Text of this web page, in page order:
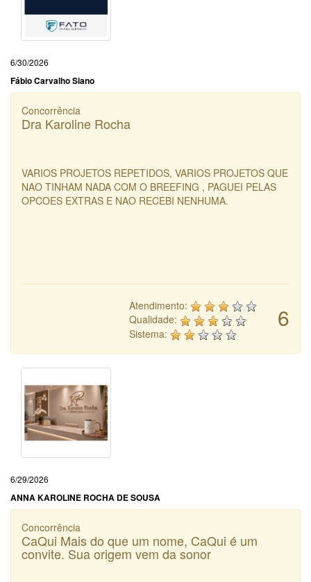
6/30/2026
Fábio Carvalho Siano
Concorrência
Dra Karoline Rocha
VARIOS PROJETOS REPETIDOS, VARIOS PROJETOS QUE
NAO TINHAM NADA COM O BREEFING , PAGUEI PELAS
OPCOES EXTRAS E NAO RECEBI NENHUMA.
6
Atendimento:
Qualidade:
Sistema:
6/29/2026
ANNA KAROLINE ROCHA DE SOUSA
Concorrência
CaQui Mais do que um nome, CaQui é um
convite. Sua origem vem da sonor